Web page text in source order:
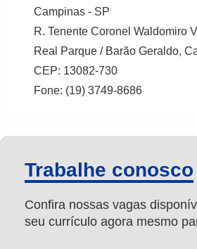
Campinas - SP
R. Tenente Coronel Waldomiro
Real Parque / Barão Geraldo,
CEP: 13082-730
Fone: (19) 3749-8686
Trabalhe conosco
Confira nossas vagas
seu currículo agora mesmo